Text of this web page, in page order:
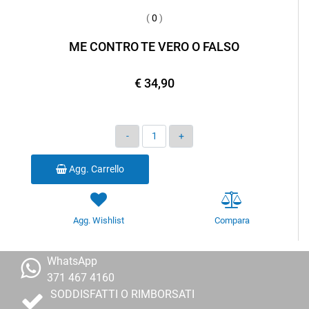
( 0 )
ME CONTRO TE VERO O FALSO
€ 34,90
Quantità
Agg. Carrello
Agg. Wishlist Compara
WhatsApp
371 467 4160
SODDISFATTI O RIMBORSATI